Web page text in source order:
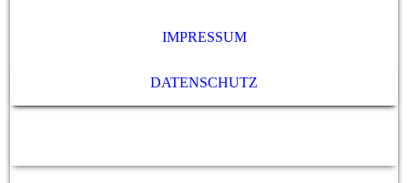
IMPRESSUM
DATENSCHUTZ